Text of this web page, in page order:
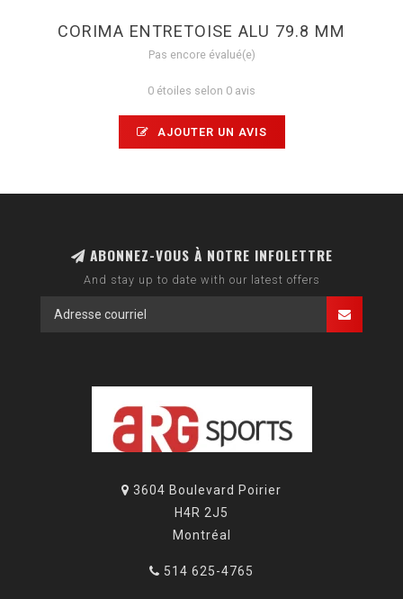
CORIMA ENTRETOISE ALU 79.8 MM
Pas encore évalué(e)
0 étoiles selon 0 avis
AJOUTER UN AVIS
ABONNEZ-VOUS À NOTRE INFOLETTRE
And stay up to date with our latest offers
3604 Boulevard Poirier
H4R 2J5
Montréal
514 625-4765